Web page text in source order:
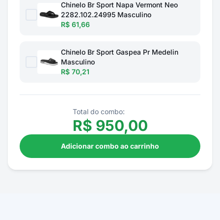
Chinelo Br Sport Napa Vermont Neo
2282.102.24995 Masculino
R$ 61,66
Chinelo Br Sport Gaspea Pr Medelin
Masculino
R$ 70,21
Total do combo:
R$ 950,00
Adicionar combo ao carrinho